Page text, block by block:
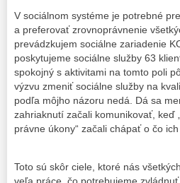
V sociálnom systéme je potrebné
a preferovať zrovnoprávnenie
prevádzkujem sociálne zariadenie
poskytujeme sociálne služby 63
spokojný s aktivitami na tomto poli
výzvu zmeniť sociálne služby na
podľa môjho názoru nedá. Dá sa
zahriaknutí začali komunikovať, keď
právne úkony“ začali chápať o čo
Toto sú skôr ciele, ktoré nás